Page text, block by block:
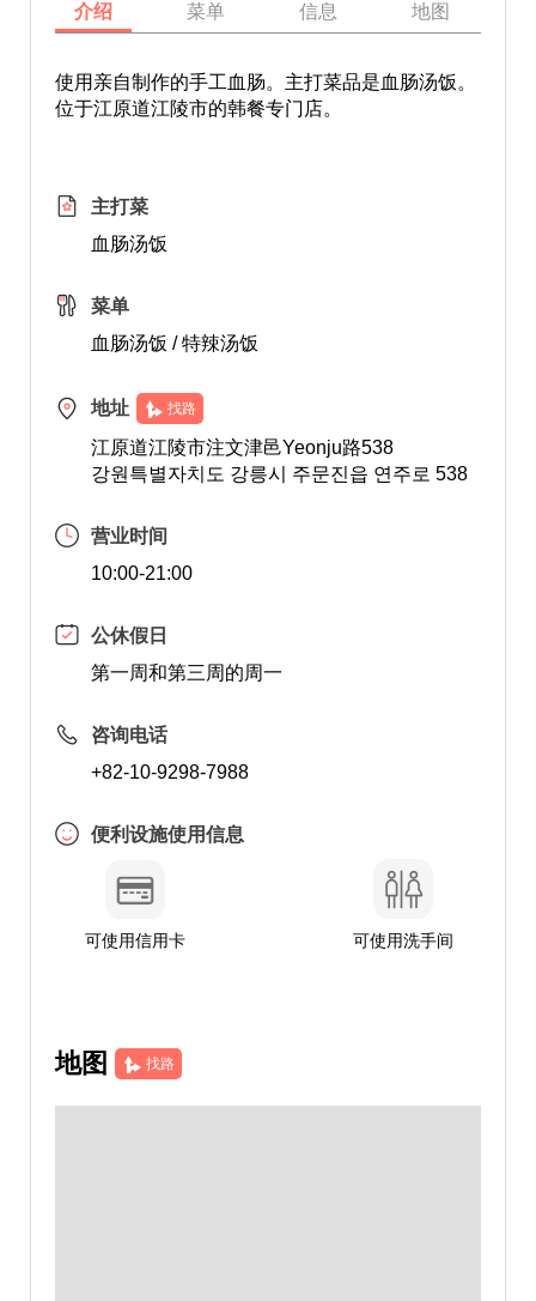
介绍 菜单 信息 地图
使用亲自制作的手工血肠。主打菜品是血肠汤饭。
位于江原道江陵市的韩餐专门店。
主打菜
血肠汤饭
菜单
血肠汤饭 / 特辣汤饭
地址 找路
江原道江陵市注文津邑Yeonju路538
강원특별자치도 강릉시 주문진읍 연주로 538
营业时间
10:00-21:00
公休假日
第一周和第三周的周一
咨询电话
+82-10-9298-7988
便利设施使用信息
可使用信用卡 可使用洗手间
地图 找路